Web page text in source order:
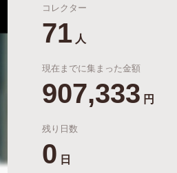
ト
コレクター
71 人
現在までに集まった金額
907,333 円
残り日数
0 日